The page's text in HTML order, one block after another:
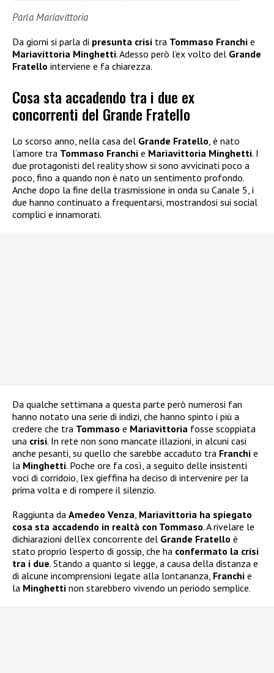
Parla Mariavittoria
Da giorni si parla di presunta crisi tra Tommaso Franchi e
Mariavittoria Minghetti. Adesso però l’ex volto del Grande
Fratello interviene e fa chiarezza.
Cosa sta accadendo tra i due ex
concorrenti del Grande Fratello
Lo scorso anno, nella casa del Grande Fratello, è nato
l’amore tra Tommaso Franchi e Mariavittoria Minghetti. I
due protagonisti del reality show si sono avvicinati poco a
poco, fino a quando non è nato un sentimento profondo.
Anche dopo la fine della trasmissione in onda su Canale 5, i
due hanno continuato a frequentarsi, mostrandosi sui social
complici e innamorati.
Da qualche settimana a questa parte però numerosi fan
hanno notato una serie di indizi, che hanno spinto i più a
credere che tra Tommaso e Mariavittoria fosse scoppiata
una crisi. In rete non sono mancate illazioni, in alcuni casi
anche pesanti, su quello che sarebbe accaduto tra Franchi e
la Minghetti. Poche ore fa così, a seguito delle insistenti
voci di corridoio, l’ex gieffina ha deciso di intervenire per la
prima volta e di rompere il silenzio.
Raggiunta da Amedeo Venza, Mariavittoria ha spiegato
cosa sta accadendo in realtà con Tommaso. A rivelare le
dichiarazioni dell’ex concorrente del Grande Fratello è
stato proprio l’esperto di gossip, che ha confermato la crisi
tra i due. Stando a quanto si legge, a causa della distanza e
di alcune incomprensioni legate alla lontananza, Franchi e
la Minghetti non starebbero vivendo un periodo semplice.